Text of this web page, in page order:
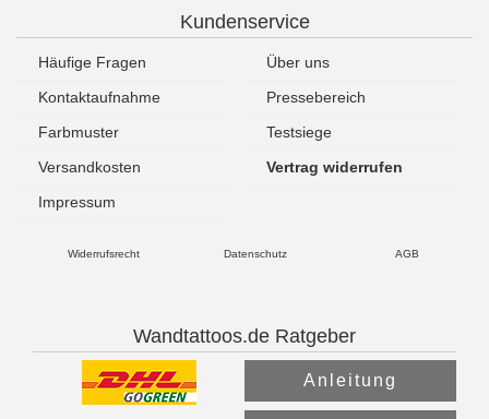
Kundenservice
Häufige Fragen
Über uns
Kontaktaufnahme
Pressebereich
Farbmuster
Testsiege
Versandkosten
Vertrag widerrufen
Impressum
Widerrufsrecht Datenschutz AGB
Wandtattoos.de Ratgeber
Anleitung